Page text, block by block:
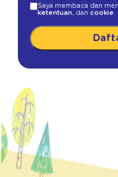
Saya membaca dan
ketentuan, dan cookie.